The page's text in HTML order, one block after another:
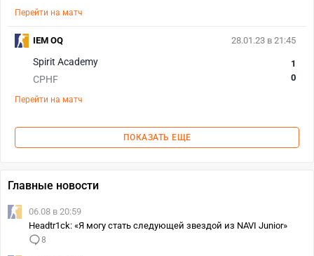
Перейти на матч
28.01.23 в 21:45
Spirit Academy
CPHF
1
0
Перейти на матч
IEM OQ
ПОКАЗАТЬ ЕЩЕ
Главные новости
06.08 в 20:59
Headtr1ck: «Я могу стать следующей звездой из NAVI Junior»
8